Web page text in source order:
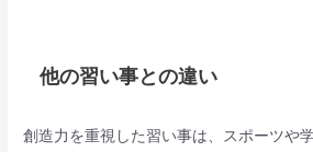
他の習い事との違い
創造力を重視した習い事は、スポーツや